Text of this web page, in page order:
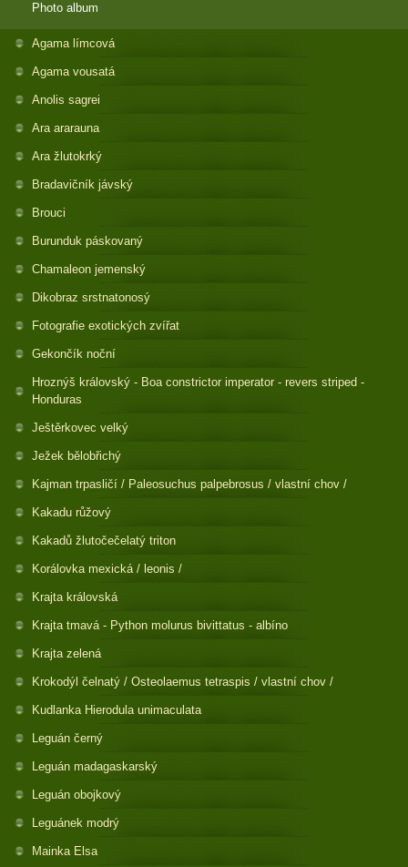
Photo album
Agama límcová
Agama vousatá
Anolis sagrei
Ara ararauna
Ara žlutokrký
Bradavičník jávský
Brouci
Burunduk páskovaný
Chamaleon jemenský
Dikobraz srstnatonosý
Fotografie exotických zvířat
Gekončík noční
Hroznýš královský - Boa constrictor imperator - revers striped -
Honduras
Ještěrkovec velký
Ježek bělobřichý
Kajman trpasličí / Paleosuchus palpebrosus / vlastní chov /
Kakadu růžový
Kakadů žlutočečelatý triton
Korálovka mexická / leonis /
Krajta královská
Krajta tmavá - Python molurus bivittatus - albíno
Krajta zelená
Krokodýl čelnatý / Osteolaemus tetraspis / vlastní chov /
Kudlanka Hierodula unimaculata
Leguán černý
Leguán madagaskarský
Leguán obojkový
Leguánek modrý
Mainka Elsa